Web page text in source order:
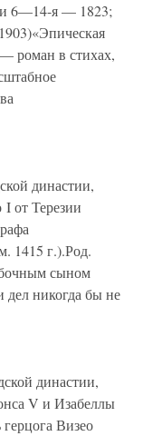
6—14-я — 1823;
роман в стихах,
династии,
от Терезии
1415 г.).Род.
сыном
никогда бы не
династии,
V и Изабеллы
Визео